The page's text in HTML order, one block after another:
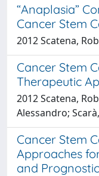
“Anaplasia”
Cancer Stem
2012 Scatena,
Cancer Stem
Therapeutic
2012 Scatena,
Alessandro;
Cancer Stem
Approaches
and